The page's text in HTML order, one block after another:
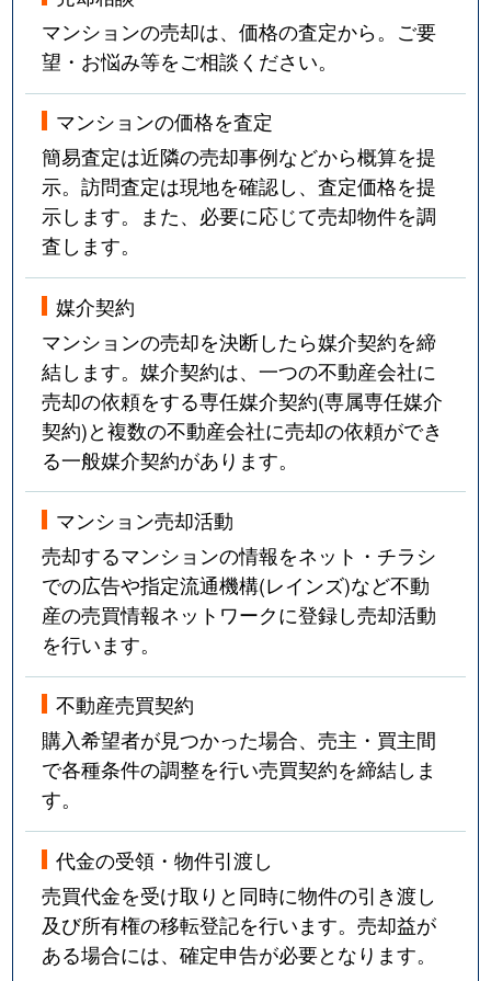
3,600万円
吹上(愛知)
富士見台
3,100万円
富士見台
1,500万円
富士見台
3,800万円
自由ケ丘(愛知)
富士見台
4,000万円
自由ケ丘(愛知)
富士見台
3,800万円
自由ケ丘(愛知)
富士見台
3,500万円
自由ケ丘(愛知)
法王町
9,000万円
覚王山
法王町
5,200万円
覚王山
法王町
12,000万円
覚王山
豊年町
4,100万円
千種
星が丘山手
5,400万円
星ケ丘(愛知)
星が丘山手
星が丘山手
穂波町
4,200万円
覚王山
穂波町
丸山町
3,500万円
御影町
2,700万円
茶屋ケ坂
四谷通
6,000万円
名古屋大学
マンションの売却は、価格の査定から。ご要
望・お悩み等をご相談ください。
マンションの価格を査定
簡易査定は近隣の売却事例などから概算を提
示。訪問査定は現地を確認し、査定価格を提
示します。また、必要に応じて売却物件を調
査します。
媒介契約
マンションの売却を決断したら媒介契約を締
結します。媒介契約は、一つの不動産会社に
売却の依頼をする専任媒介契約(専属専任媒介
契約)と複数の不動産会社に売却の依頼ができ
る一般媒介契約があります。
マンション売却活動
売却するマンションの情報をネット・チラシ
での広告や指定流通機構(レインズ)など不動
産の売買情報ネットワークに登録し売却活動
を行います。
不動産売買契約
購入希望者が見つかった場合、売主・買主間
で各種条件の調整を行い売買契約を締結しま
す。
代金の受領・物件引渡し
売買代金を受け取りと同時に物件の引き渡し
及び所有権の移転登記を行います。売却益が
ある場合には、確定申告が必要となります。